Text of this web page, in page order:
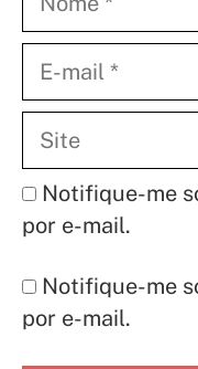
mail
Notifique-me
por e-mail.
Notifique-me
por e-mail.